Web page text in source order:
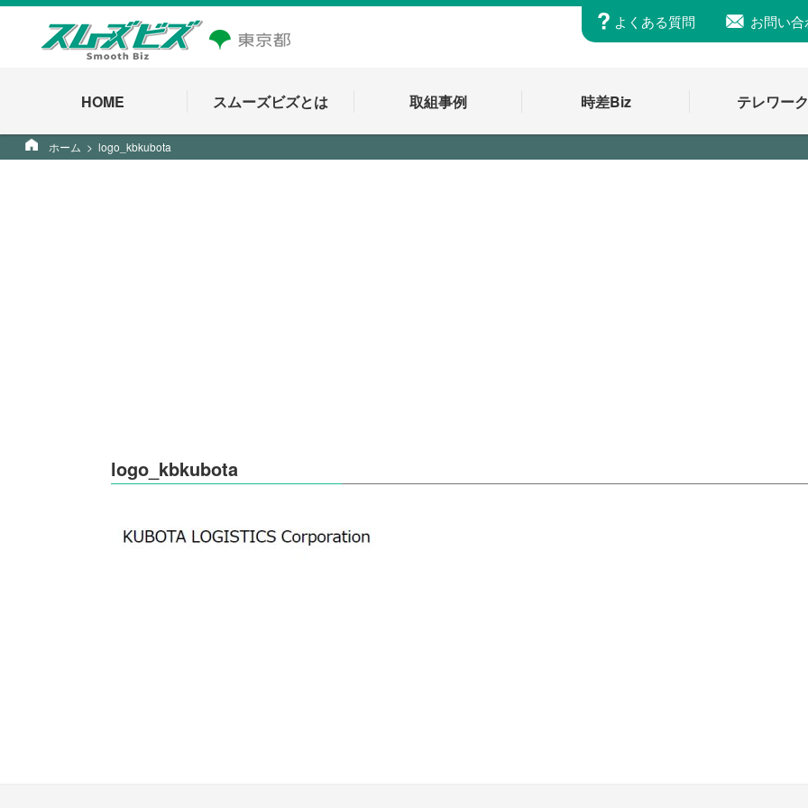
よくある質問 お問い
HOME スムーズビズとは 取組事例 時差Biz テレワーク
ホーム logo_kbkubota
logo_kbkubota